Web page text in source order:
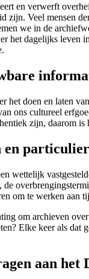
en verwerft
zijn. Veel mensen
we in de
het dagelijks leven
het doen en laten
ons cultureel
zijn, daarom
en
wettelijk
de
om te werken aan
om archieven
Elke keer als
aan het